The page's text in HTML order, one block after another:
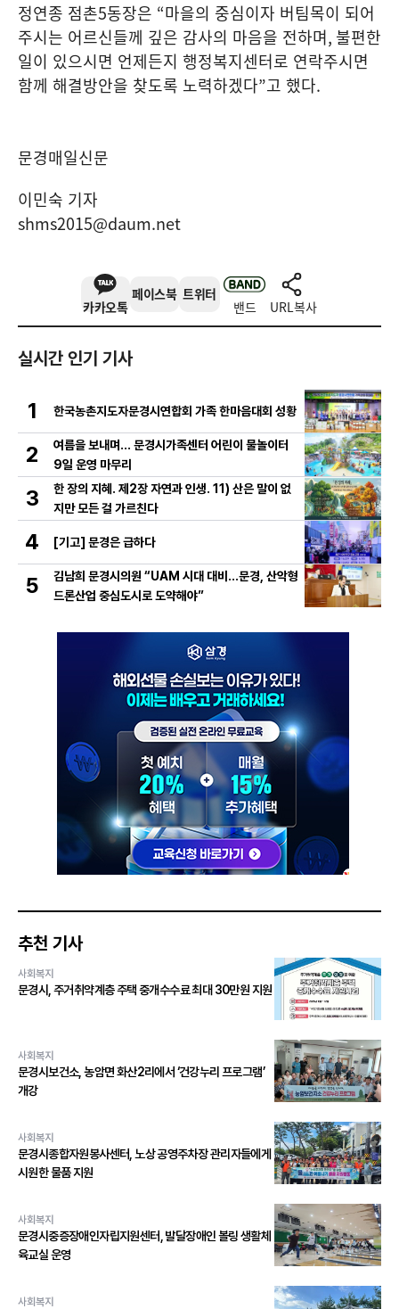
정연종 점촌5동장은 “마을의 중심이자 버팀목이 되어
주시는 어르신들께 깊은 감사의 마음을 전하며, 불편한
일이 있으시면 언제든지 행정복지센터로 연락주시면
함께 해결방안을 찾도록 노력하겠다”고 했다.
문경매일신문
이민숙 기자
shms2015@daum.net
카카오톡
페이스북 트위터
밴드 URL복사
실시간 인기 기사
1 한국농촌지도자문경시연합회 가족 한마음대회 성황
2
여름을 보내며… 문경시가족센터 어린이 물놀이터
9일 운영 마무리
3
한 장의 지혜. 제2장 자연과 인생. 11) 산은 말이 없
지만 모든 걸 가르친다
4 [기고] 문경은 급하다
5
김남희 문경시의원 “UAM 시대 대비…문경, 산악형
드론산업 중심도시로 도약해야”
추천 기사
사회복지
문경시, 주거취약계층 주택 중개수수료 최대 30만원 지원
사회복지
문경시보건소, 농암면 화산2리에서 ‘건강누리 프로그램’
개강
사회복지
문경시종합자원봉사센터, 노상 공영주차장 관리자들에게
시원한 물품 지원
사회복지
문경시중증장애인자립지원센터, 발달장애인 볼링 생활체
육교실 운영
사회복지